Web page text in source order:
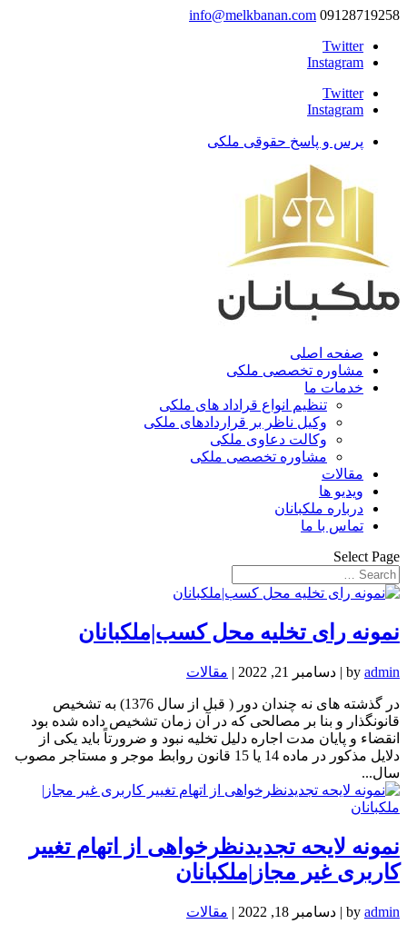
09128719258
info@melkbanan.com
Twitter
Instagram
Twitter
Instagram
پرس و پاسخ حقوقی ملکی
صفحه اصلی
مشاوره تخصصی ملکی
خدمات ما
تنظیم انواع قراداد های ملکی
وکیل ناظر بر قراردادهای ملکی
وکالت دعاوی ملکی
مشاوره تخصصی ملکی
مقالات
ویدیو ها
درباره ملکبانان
تماس با ما
Select Page
نمونه رای تخلیه محل کسب|ملکبانان
by admin
| دسامبر 21, 2022 | مقالات
در گذشته های نه چندان دور ( قبل از سال 1376) به تشخیص
قانونگذار و بنا بر مصالحی که در آن زمان تشخیص داده شده بود
انقضاء و پایان مدت اجاره دلیل تخلیه نبود و ضرورتاً باید یکی از
دلایل مذکور در ماده 14 یا 15 قانون روابط موجر و مستاجر مصوب
سال...
نمونه لایحه تجدیدنظرخواهی از اتهام تغییر
کاربری غیر مجاز|ملکبانان
by admin
| دسامبر 18, 2022 | مقالات